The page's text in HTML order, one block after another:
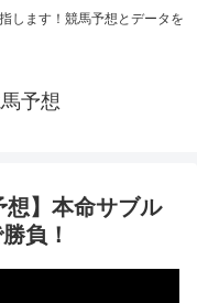
します！競馬予想とデータを
予想
想】本命サブル
負！